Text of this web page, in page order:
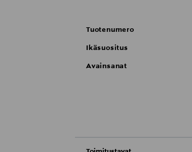
Tuotenumero
Ikäsuositus
Avainsanat